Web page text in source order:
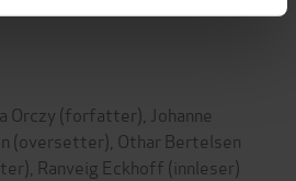
Orczy (forfatter), Johanne
(oversetter), Othar Bertelsen
Ranveig Eckhoff (innleser)